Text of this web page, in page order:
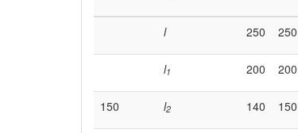
l 250 250
l1 200 200
150 l2 140 150